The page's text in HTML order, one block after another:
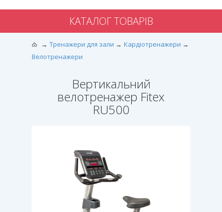
КАТАЛОГ ТОВАРІВ
Тренажери для зали
Кардіотренажери
Велотренажери
Вертикальний
велотренажер Fitex
RU500